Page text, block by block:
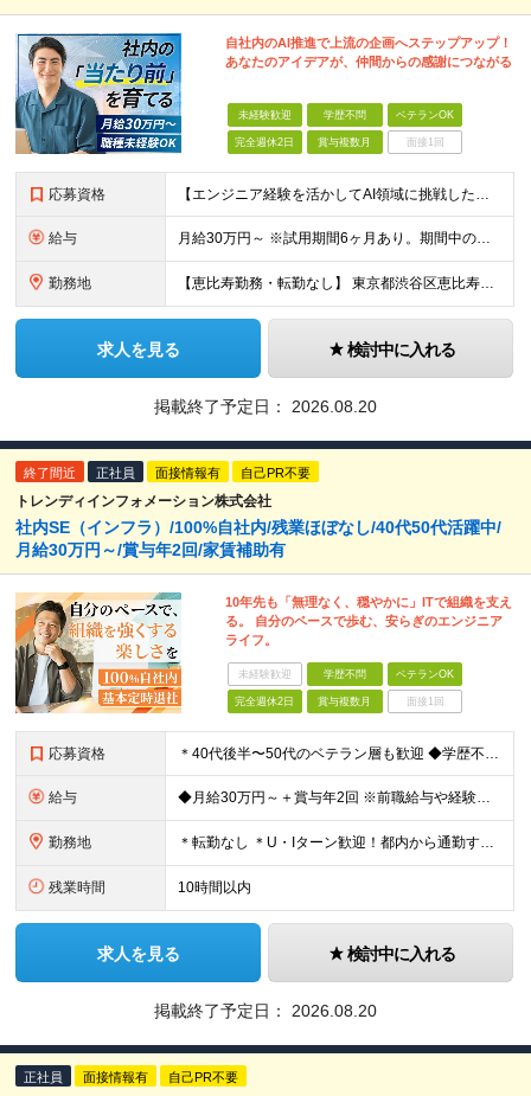
自社内のAI推進で上流の企画へステップアップ！
あなたのアイデアが、仲間からの感謝につながる
未経験歓迎 学歴不問 ベテランOK
完全週休2日 賞与複数月 面接1回
応募資格 【エンジニア経験を活かしてAI領域に挑戦したい方、大歓迎！】 ◆AI、IT、DX、プログラミング等を学んだ経験がある方 ◆学歴不問 ＼こんな方にぴったりです／ ◆自分のアイディアで業務を改善し、仲間
給与 月給30万円～ ※試用期間6ヶ月あり。期間中の給与・待遇の差異はありません ※月給には月45時間分の固定残業代（月7万8,000円～）を含みます ※超過分は別途支給します
勤務地 【恵比寿勤務・転勤なし】 東京都渋谷区恵比寿南1-1-9 岩徳ビル 9F (変更の範囲)上記を除く当社関連勤務地
求人を見る 検討中に入れる
掲載終了予定日： 2026.08.20
終了間近 正社員 面接情報有 自己PR不要
トレンディインフォメーション株式会社
社内SE（インフラ）/100%自社内/残業ほぼなし/40代50代活躍中/
月給30万円～/賞与年2回/家賃補助有
10年先も「無理なく、穏やかに」ITで組織を支え
る。 自分のペースで歩む、安らぎのエンジニア
ライフ。
未経験歓迎 学歴不問 ベテランOK
完全週休2日 賞与複数月 面接1回
応募資格 ＊40代後半〜50代のベテラン層も歓迎 ◆学歴不問 ◆下記いずれかの経験をお持ちの方 ・サーバーの運用・管理経験がある方（年数不問） ・何らかのIT関連の実務経験 （ヘルプデスク、キッティング、カス
給与 ◆月給30万円～＋賞与年2回 ※前職給与や経験を最大限考慮し決定します。 ※残業手当100％支給 ※試用期間3ヶ月あり（給与・待遇に変更なし）
勤務地 ＊転勤なし ＊U・Iターン歓迎！都内から通勤する社員も多数在籍しています ◆千葉県浦安市北栄4丁目9−1 ※(変更の範囲)上記を除く当社関連勤務地
残業時間 10時間以内
求人を見る 検討中に入れる
掲載終了予定日： 2026.08.20
正社員 面接情報有 自己PR不要